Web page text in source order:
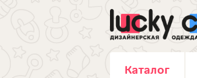
Каталог